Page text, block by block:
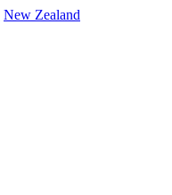
New Zealand